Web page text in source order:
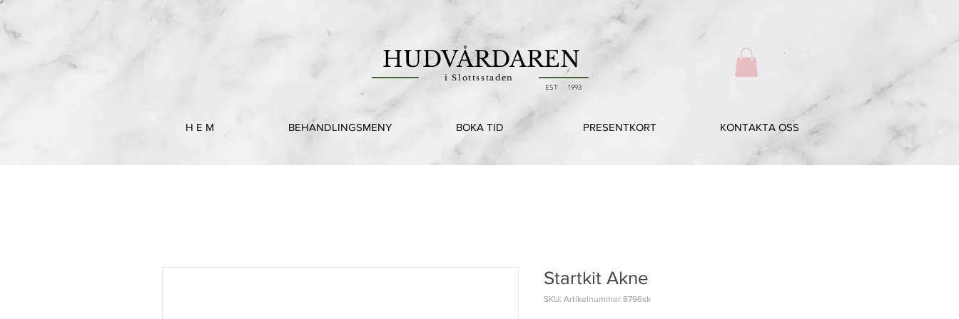
HUDVÅRDAREN
i Slottsstaden
EST 1993
H E M BEHANDLINGSMENY BOKA TID PRESENTKORT KONTAKTA OSS
Startkit Akne
SKU: Artikelnummer 8796sk